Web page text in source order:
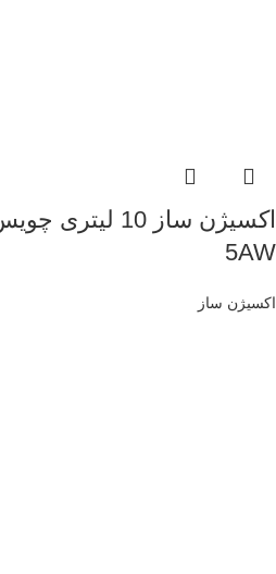
5AW
اکسیژن ساز